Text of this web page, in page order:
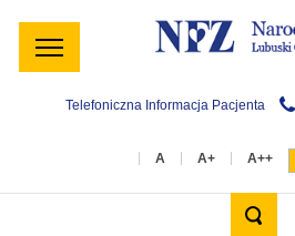
w
Telefoniczna Informacja Pacjenta